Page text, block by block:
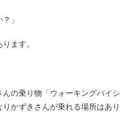
」
ます。
んの乗り物「ウォーキングバイシ
かずきさんが乗れる場所はあり